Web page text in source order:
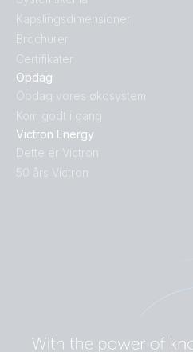
Opdag
Opdag vores økosystem
Kom godt i gang
Victron Energy
Dette er Victron
50 års Victron
Kapslingsdimensioner
Brochurer
Certifikater